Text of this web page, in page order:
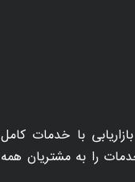
با خدمات کامل
ای از خدمات را به مشتریان همه